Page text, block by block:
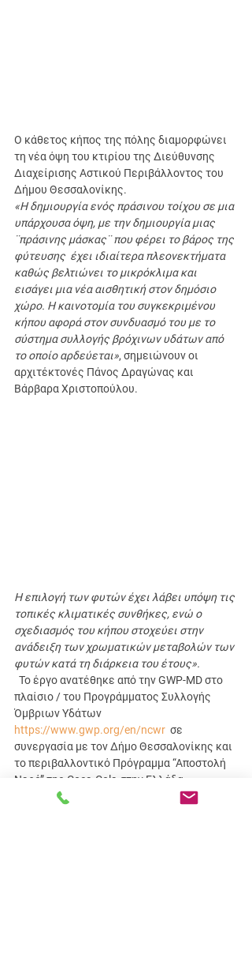
Ο κάθετος κήπος της πόλης διαμορφώνει
τη νέα όψη του κτιρίου της Διεύθυνσης
Διαχείρισης Αστικού Περιβάλλοντος του
Δήμου Θεσσαλονίκης.
«Η δημιουργία ενός πράσινου τοίχου σε μια
υπάρχουσα όψη, με την δημιουργία μιας
¨πράσινης μάσκας¨ που φέρει το βάρος της
φύτευσης έχει ιδιαίτερα πλεονεκτήματα
καθώς βελτιώνει το μικρόκλιμα και
εισάγει μια νέα αισθητική στον δημόσιο
χώρο. Η καινοτομία του συγκεκριμένου
κήπου αφορά στον συνδυασμό του με το
σύστημα συλλογής βρόχινων υδάτων από
το οποίο αρδεύεται», σημειώνουν οι
αρχιτέκτονές Πάνος Δραγώνας και
Βάρβαρα Χριστοπούλου.
Η επιλογή των φυτών έχει λάβει υπόψη τις
τοπικές κλιματικές συνθήκες, ενώ ο
σχεδιασμός του κήπου στοχεύει στην
ανάδειξη των χρωματικών μεταβολών των
φυτών κατά τη διάρκεια του έτους».
Το έργο ανατέθηκε από την GWP-MD στο
πλαίσιο / του Προγράμματος Συλλογής
Όμβριων Υδάτων
https://www.gwp.org/en/ncwr σε
συνεργασία με τον Δήμο Θεσσαλονίκης και
το περιβαλλοντικό Πρόγραμμα “Αποστολή
Νερό” της Coca-Cola στην Ελλάδα.